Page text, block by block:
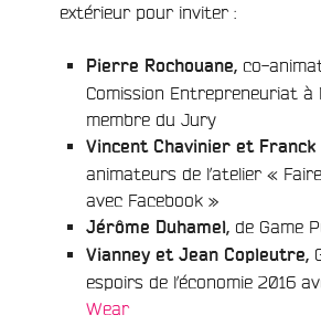
extérieur pour inviter :
Pierre Rochouane, co-
Comission Entrepreneuriat à
membre du Jury
Vincent Chavinier et Franck
animateurs de l’atelier «
avec Facebook »
Jérôme Duhamel, de Game
Vianney et Jean Copleutre,
espoirs de l’économie 2016
Wear